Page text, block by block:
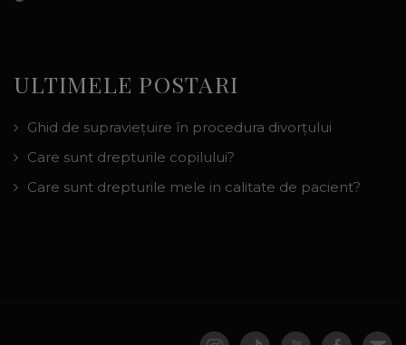
ULTIMELE POSTARI
Ghid de supraviețuire în procedura divorțului
Care sunt drepturile copilului?
Care sunt drepturile mele in calitate de pacient?